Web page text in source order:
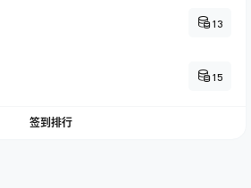
13
15
签到排行